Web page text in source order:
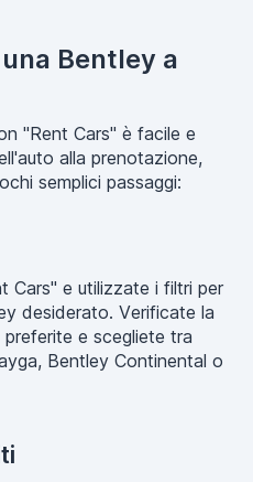
Bentley a
"Rent Cars" è facile e
alla prenotazione,
semplici passaggi:
Cars" e utilizzate i filtri per
desiderato. Verificate la
e scegliete tra
Bentley Continental o